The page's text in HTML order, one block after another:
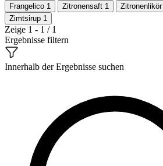
Frangelico 1 Zitronensaft 1 Zitronenlikör
Zimtsirup 1
Zeige 1 - 1 / 1
Ergebnisse filtern
Innerhalb der Ergebnisse suchen